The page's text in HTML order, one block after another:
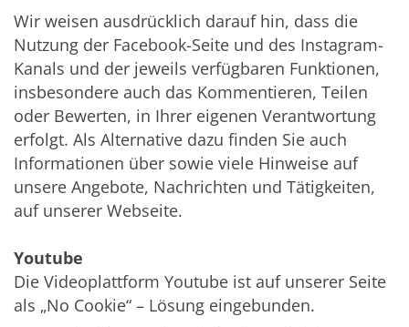
Wir weisen ausdrücklich darauf hin, dass die
Nutzung der Facebook-Seite und des Instagram-
Kanals und der jeweils verfügbaren Funktionen,
insbesondere auch das Kommentieren, Teilen
oder Bewerten, in Ihrer eigenen Verantwortung
erfolgt. Als Alternative dazu finden Sie auch
Informationen über sowie viele Hinweise auf
unsere Angebote, Nachrichten und Tätigkeiten,
auf unserer Webseite.
Youtube
Die Videoplattform Youtube ist auf unserer Seite
als „No Cookie“ – Lösung eingebunden.